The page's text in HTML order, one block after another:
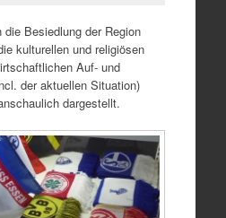
Besiedlung der Region
kulturellen und religiösen
Auf- und
der aktuellen Situation)
dargestellt.